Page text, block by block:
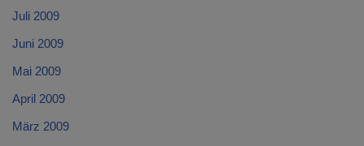
Juli 2009
Juni 2009
Mai 2009
April 2009
März 2009